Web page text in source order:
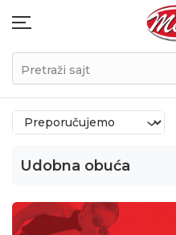
Pretraži sajt
Udobna obuća